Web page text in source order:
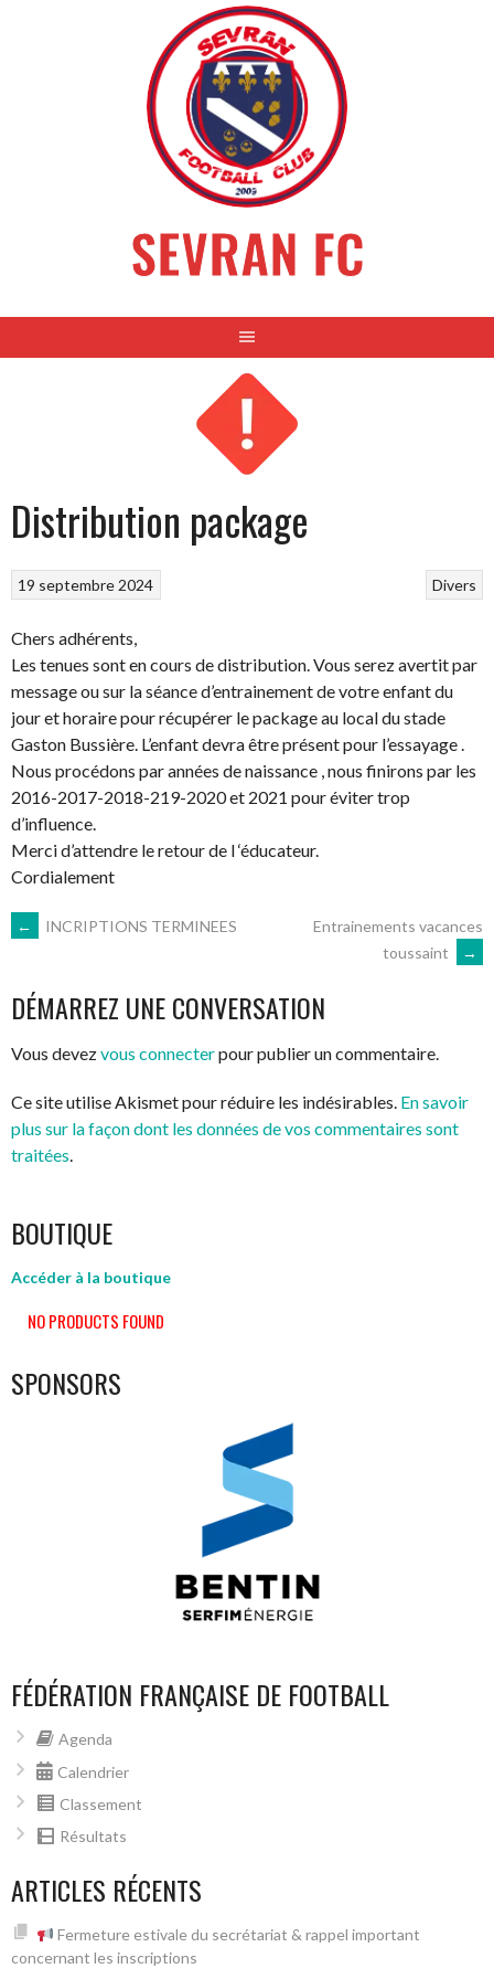
SEVRAN FC
Distribution package
Divers
19 septembre 2024
Chers adhérents,
Les tenues sont en cours de distribution. Vous serez avertit par
message ou sur la séance d’entrainement de votre enfant du
jour et horaire pour récupérer le package au local du stade
Gaston Bussière. L’enfant devra être présent pour l’essayage .
Nous procédons par années de naissance , nous finirons par les
2016-2017-2018-219-2020 et 2021 pour éviter trop
d’influence.
Merci d’attendre le retour de l ‘éducateur.
Cordialement
NAVIGATION
DES
ARTICLES
← INCRIPTIONS TERMINEES
Entrainements vacances
toussaint
→
DÉMARREZ UNE CONVERSATION
Vous devezvous connecterpour publier un commentaire.
Ce site utilise Akismet pour réduire les indésirables. En savoir
plus sur la façon dont les données de vos commentaires sont
traitées.
BOUTIQUE
Accéder à la boutique
NO PRODUCTS FOUND
SPONSORS
FÉDÉRATION FRANÇAISE DE FOOTBALL
Agenda
Calendrier
Classement
Résultats
ARTICLES RÉCENTS
Fermeture estivale du secrétariat & rappel important
concernant les inscriptions